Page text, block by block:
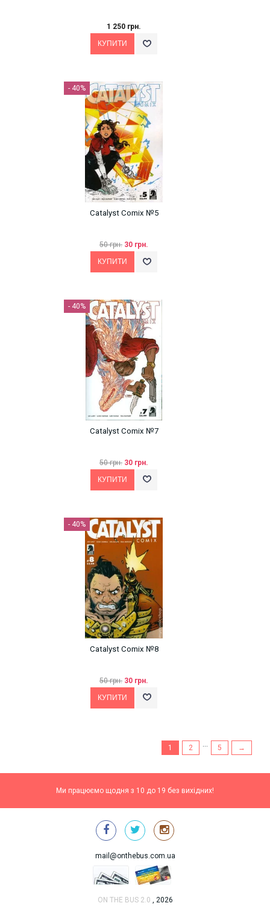
1 250 грн.
- 40%
Catalyst Comix №5
50 грн. 30 грн.
- 40%
Catalyst Comix №7
50 грн. 30 грн.
- 40%
Catalyst Comix №8
50 грн. 30 грн.
1 2 5 →
Ми працюємо щодня з 10 до 19 без вихідних!
mail@onthebus.com.ua
ON THE BUS 2.0 , 2026